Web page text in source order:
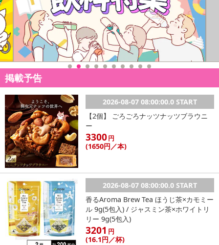
注意事項
お申込みの際は 「商品情報」に記載されている「注意事項」を
【キャンセルについて】
※お申込み後のキャンセルはお受けできません。
記載されている内容を必ずご確認いただき、お届けする商品セット
にご納得いただきましたうえでお申し込みください。
※パッケージ変更や商品リニューアル(成分など含む)等により、参考
の掲載画像や画像内のバーコードなど、お届け商品と多少異なる場
合がございます。
また、[新たな加工食品の原料原産地表示制度]の経過措置期間の終
了により、商品詳細内に記載の原産国・原材料の表記が旧表記の場
合がございます。
あらかじめご了承いただいた上でお申込みください。なお、本理由
によるお申込み後のキャンセル・返品交換は対応いたしかねます。
掲載予告
2026-08-07 08:00:00.0 START
【2個】 ごろごろナッツナッツブラウニ
ー
3300円
(1650円／本)
2026-08-07 08:00:00.0 START
香るAroma Brew Tea ほうじ茶×カモミー
ル 9g(5包入) / ジャスミン茶×ホワイトリ
リー 9g(5包入)
3201 円
(16.1円／杯)